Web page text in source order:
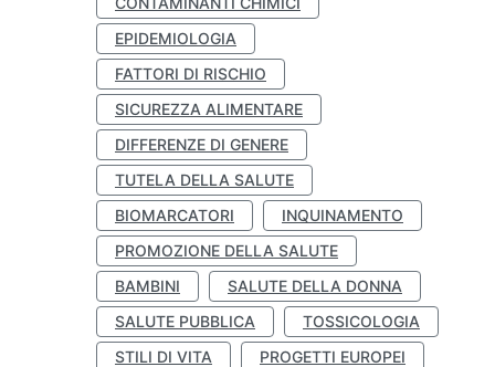
EPIDEMIOLOGIA
FATTORI DI RISCHIO
SICUREZZA ALIMENTARE
DIFFERENZE DI GENERE
TUTELA DELLA SALUTE
BIOMARCATORI
INQUINAMENTO
PROMOZIONE DELLA SALUTE
BAMBINI
SALUTE DELLA DONNA
SALUTE PUBBLICA
TOSSICOLOGIA
STILI DI VITA
PROGETTI EUROPEI